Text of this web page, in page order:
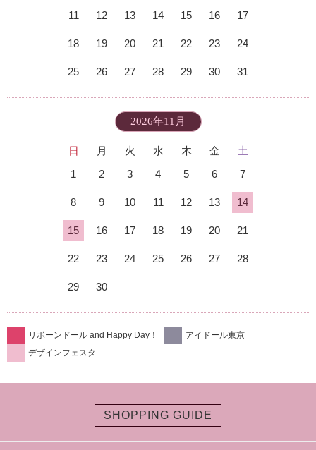
11 12 13 14 15 16 17
18 19 20 21 22 23 24
25 26 27 28 29 30 31
2026年11月
日 月 火 水 木 金
土
1
2 3 4 5 6 7
8 9 10 11 12 13 14
15 16 17 18 19 20 21
22 23 24 25 26 27 28
29 30
リボーンドール and Happy Day！
アイドール東京
デザインフェスタ
SHOPPING GUIDE